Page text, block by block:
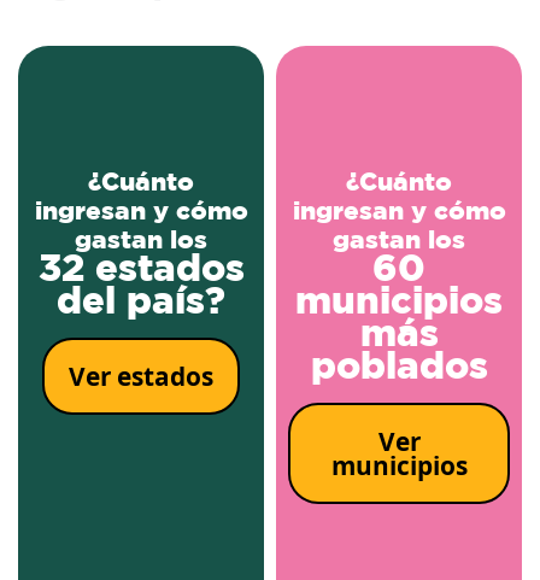
¿Cuánto
ingresan y cómo
gastan los
32 estados
del país?
Ver estados
¿Cuánto
ingresan y cómo
gastan los
60
municipios
más
poblados
Ver
municipios